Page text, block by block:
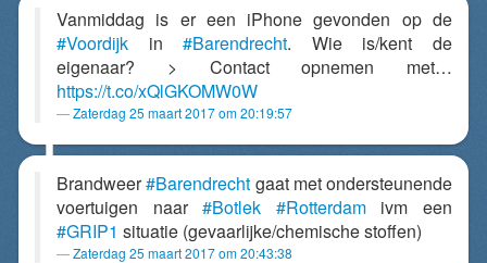
Vanmiddag is er een iPhone gevonden op de
#Voordijk in#Barendrecht. Wie is/kent de
eigenaar? > Contact opnemen met…
https://t.co/xQlGKOMW0W
Zaterdag 25 maart 2017 om 20:19:57
Brandweer#Barendrecht gaat met ondersteunende
voertuigen naar#Botlek #Rotterdamivm een
#GRIP1 situatie (gevaarlijke/chemische stoffen)
Zaterdag 25 maart 2017 om 20:43:38